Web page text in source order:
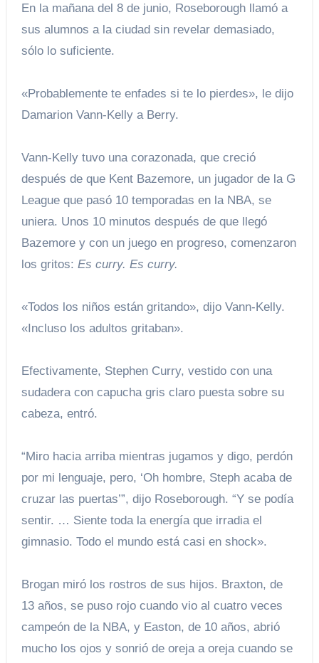
En la mañana del 8 de junio, Roseborough llamó a
sus alumnos a la ciudad sin revelar demasiado,
sólo lo suficiente.
«Probablemente te enfades si te lo pierdes», le dijo
Damarion Vann-Kelly a Berry.
Vann-Kelly tuvo una corazonada, que creció
después de que Kent Bazemore, un jugador de la G
League que pasó 10 temporadas en la NBA, se
uniera. Unos 10 minutos después de que llegó
Bazemore y con un juego en progreso, comenzaron
los gritos: Es curry. Es curry.
«Todos los niños están gritando», dijo Vann-Kelly.
«Incluso los adultos gritaban».
Efectivamente, Stephen Curry, vestido con una
sudadera con capucha gris claro puesta sobre su
cabeza, entró.
“Miro hacia arriba mientras jugamos y digo, perdón
por mi lenguaje, pero, ‘Oh hombre, Steph acaba de
cruzar las puertas’”, dijo Roseborough. “Y se podía
sentir. … Siente toda la energía que irradia el
gimnasio. Todo el mundo está casi en shock».
Brogan miró los rostros de sus hijos. Braxton, de
13 años, se puso rojo cuando vio al cuatro veces
campeón de la NBA, y Easton, de 10 años, abrió
mucho los ojos y sonrió de oreja a oreja cuando se